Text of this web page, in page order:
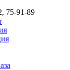
75-91-89